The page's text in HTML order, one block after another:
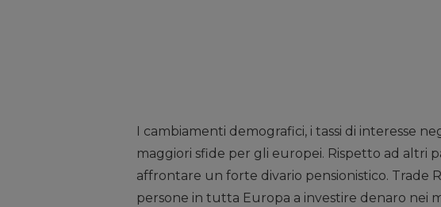
I cambiamenti demografici, i tassi di interesse
maggiori sfide per gli europei. Rispetto ad altri
affrontare un forte divario pensionistico. Trade
persone in tutta Europa a investire denaro nei